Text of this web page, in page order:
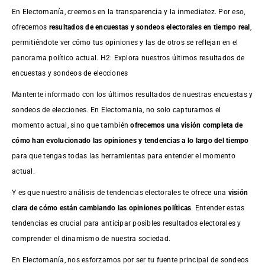
En Electomanía, creemos en la transparencia y la inmediatez. Por eso,
ofrecemos resultados deencuestas y sondeos electorales en tiempo real
permitiéndote ver cómo tus opiniones y las de otros se reflejan en el
panorama político actual. H2: Explora nuestros últimos resultados de
encuestas y sondeos de elecciones
Mantente informado con los últimos resultados de nuestras encuestasy
sondeos de elecciones. En Electomania, no solo capturamos el
momento actual, sino que tambiénofrecemos una visión completa de
cómo han evolucionado las opiniones y tendencias a lo largo del tiempo
para que tengas todas las herramientas para entender el momento
actual.
Y es que nuestro análisis de tendencias electorales te ofrece una visión
clara de cómo están cambiando las opiniones políticas. Entender estas
tendencias es crucial para anticipar posibles resultados electorales y
comprender el dinamismo de nuestra sociedad.
En Electomanía, nos esforzamos por ser tu fuente principal de sondeos